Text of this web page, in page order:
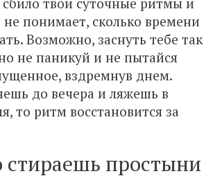
понимает, сколько времени
Возможно, заснуть тебе так
не паникуй и не пытайся
вздремнув днем.
до вечера и ляжешь в
то ритм восстановится за
стираешь простыни